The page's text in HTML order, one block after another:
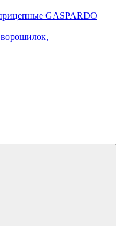
GASPARDO
ворошилок,